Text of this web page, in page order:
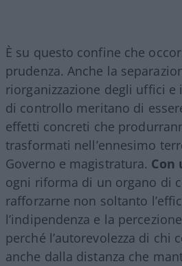
È su questo confine che
prudenza. Anche la
riorganizzazione degli uffici e
di controllo meritano di
effetti concreti che
trasformati nell’ennesimo
Governo e magistratura. Con
ogni riforma di un organo di
rafforzarne non soltanto
l’indipendenza e la
perché l’autorevolezza di chi
anche dalla distanza che